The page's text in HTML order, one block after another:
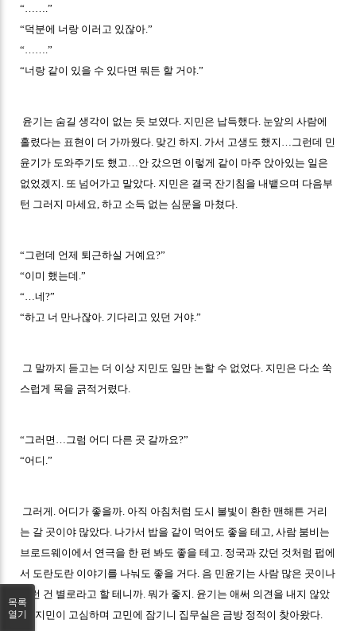
“…….”
“덕분에 너랑 이러고 있잖아.”
“…….”
“너랑 같이 있을 수 있다면 뭐든 할 거야.”
윤기는 숨길 생각이 없는 듯 보였다. 지민은 납득했다. 눈앞의 사람에
홀렸다는 표현이 더 가까웠다. 맞긴 하지. 가서 고생도 했지…그런데 민
윤기가 도와주기도 했고…안 갔으면 이렇게 같이 마주 앉아있는 일은
없었겠지. 또 넘어가고 말았다. 지민은 결국 잔기침을 내뱉으며 다음부
턴 그러지 마세요, 하고 소득 없는 심문을 마쳤다.
“그런데 언제 퇴근하실 거예요?”
“이미 했는데.”
“…네?”
“하고 너 만나잖아. 기다리고 있던 거야.”
그 말까지 듣고는 더 이상 지민도 일만 논할 수 없었다. 지민은 다소 쑥
스럽게 목을 긁적거렸다.
“그러면…그럼 어디 다른 곳 갈까요?”
“어디.”
그러게. 어디가 좋을까. 아직 아침처럼 도시 불빛이 환한 맨해튼 거리
는 갈 곳이야 많았다. 나가서 밥을 같이 먹어도 좋을 테고, 사람 붐비는
브로드웨이에서 연극을 한 편 봐도 좋을 테고. 정국과 갔던 것처럼 펍에
서 도란도란 이야기를 나눠도 좋을 거다. 음 민윤기는 사람 많은 곳이나
그런 건 별로라고 할 테니까. 뭐가 좋지. 윤기는 애써 의견을 내지 않았
고, 지민이 고심하며 고민에 잠기니 집무실은 금방 정적이 찾아왔다.
목록
열기